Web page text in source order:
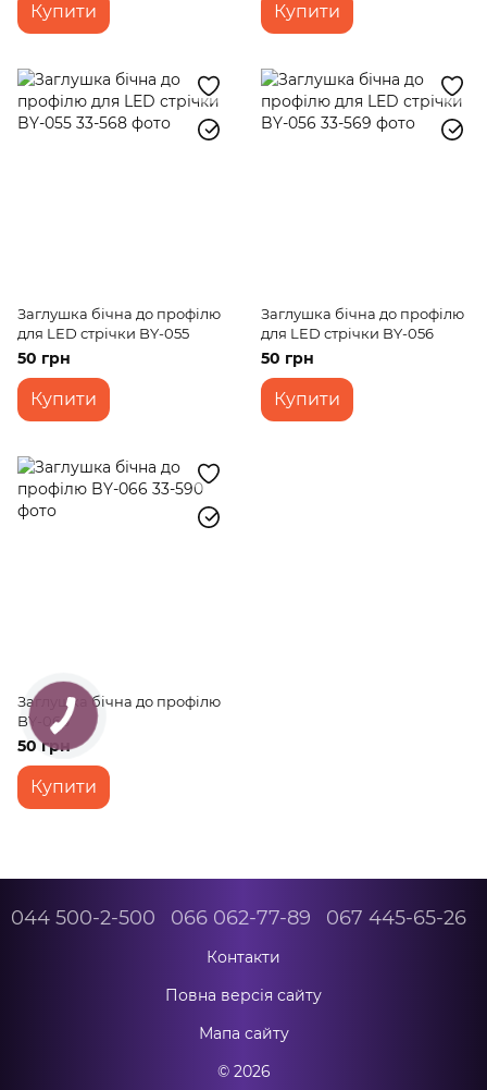
Купити Купити
Заглушка бічна до профілю
для LED стрічки BY-055
50 грн
Купити
Заглушка бічна до профілю
для LED стрічки BY-056
50 грн
Купити
Заглушка бічна до профілю
BY-066
50 грн
Купити
044 500-2-500 066 062-77-89 067 445-65-26
Контакти
Повна версія сайту
Мапа сайту
© 2026